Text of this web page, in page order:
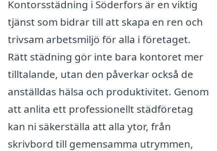
Kontorsstädning i Söderfors är en viktig
tjänst som bidrar till att skapa en ren och
trivsam arbetsmiljö för alla i företaget.
Rätt städning gör inte bara kontoret mer
tilltalande, utan den påverkar också de
anställdas hälsa och produktivitet. Genom
att anlita ett professionellt städföretag
kan ni säkerställa att alla ytor, från
skrivbord till gemensamma utrymmen,